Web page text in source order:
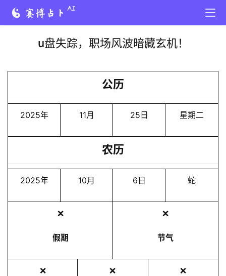
u盘失踪，职场风波暗藏玄机！
公历
2025年 11月 25日 星期二
农历
2025年 10月 6日 蛇
❌
假期
❌
节气
❌ ❌ ❌